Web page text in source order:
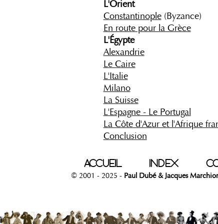
L'Orient
Constantinople(Byzance)
En route pour la Grèce
L'Égypte
Alexandrie
Le Caire
L'Italie
Milano
La Suisse
L'Espagne - Le Portugal
La Côte d'Azur et l'Afrique
Conclusion
ACCUEIL INDEX
© 2001 - 2025 - Paul Dubé & Jacques